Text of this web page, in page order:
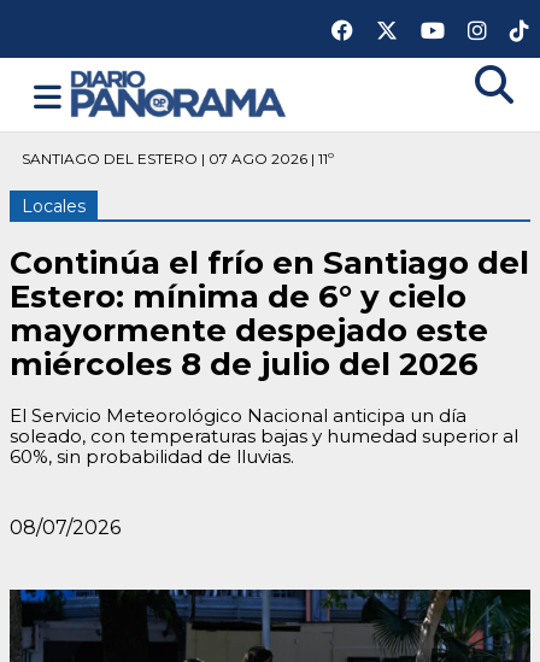
SANTIAGO DEL ESTERO | 07 AGO 2026 | 11º
Locales
Continúa el frío en Santiago del
Estero: mínima de 6° y cielo
mayormente despejado este
miércoles 8 de julio del 2026
El Servicio Meteorológico Nacional anticipa un día
soleado, con temperaturas bajas y humedad superior al
60%, sin probabilidad de lluvias.
08/07/2026